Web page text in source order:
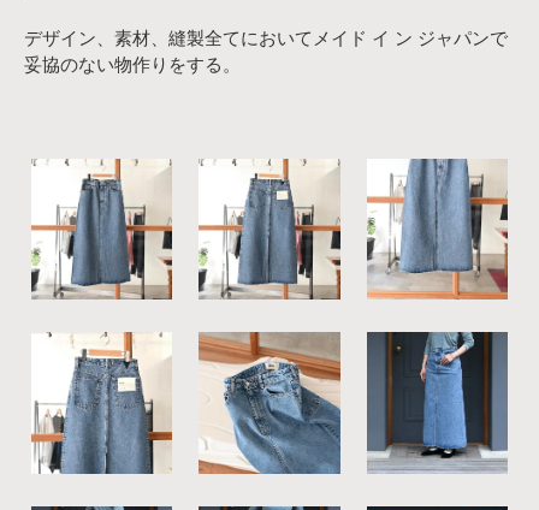
デザイン、素材、縫製全てにおいてメイド イ ン ジャパンで
妥協のない物作りをする。